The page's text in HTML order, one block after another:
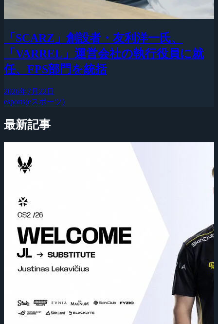
「SCARZ」創設者・友利洋一氏、
「VARREL」運営会社の執行役員に就
任、FPS部門を統括
2026年7月22日
esports(eスポーツ)
最新記事